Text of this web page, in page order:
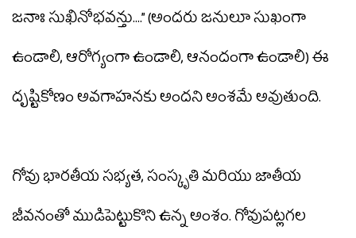
జనాః సుఖినోభవన్తు....” (అందరు జనులూ సుఖంగా
ఉండాలి, ఆరోగ్యంగా ఉండాలి, ఆనందంగా ఉండాలి) ఈ
దృష్టికోణం అవగాహనకు అందని అంశమే అవుతుంది.
గోవు భారతీయ సభ్యత, సంస్కృతి మరియు జాతీయ
జీవనంతో ముడిపెట్టుకొని ఉన్న అంశం. గోవుపట్లగల